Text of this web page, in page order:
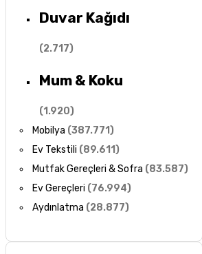
Duvar Kağıdı
(2.717)
Mum & Koku
(1.920)
Mobilya (387.771)
Ev Tekstili (89.611)
Mutfak Gereçleri & Sofra (83.587)
Ev Gereçleri (76.994)
Aydınlatma (28.877)